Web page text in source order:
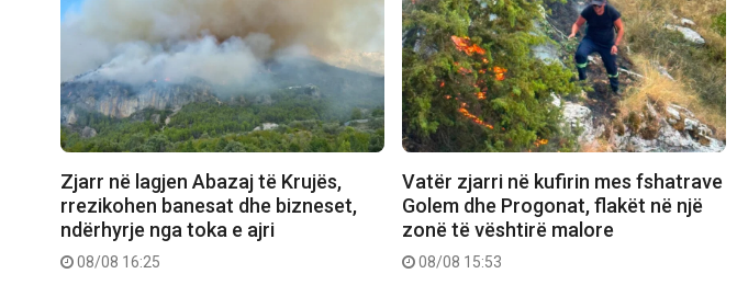
Zjarr në lagjen Abazaj të Krujës,
rrezikohen banesat dhe bizneset,
ndërhyrje nga toka e ajri
08/08 16:25
Vatër zjarri në kufirin mes fshatrave
Golem dhe Progonat, flakët në një
zonë të vështirë malore
08/08 15:53